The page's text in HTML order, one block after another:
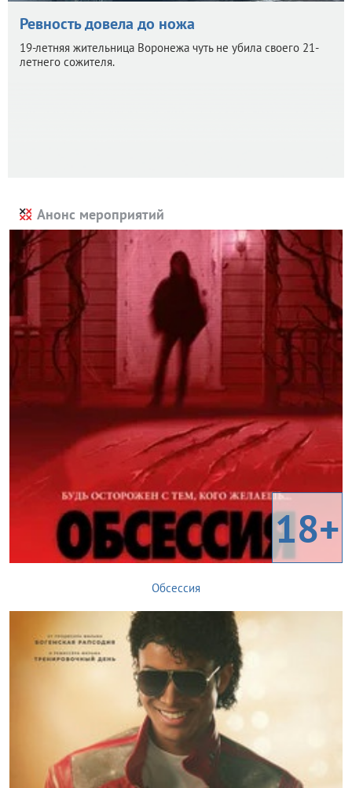
Ревность довела до ножа
19-летняя жительница Воронежа чуть не убила своего 21-
летнего сожителя.
Анонс мероприятий
18+
Обсессия